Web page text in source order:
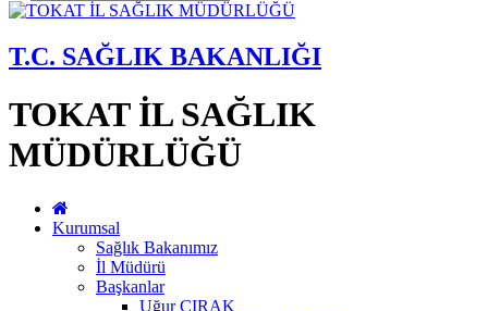
T.C. SAĞLIK BAKANLIĞI
TOKAT İL SAĞLIK
MÜDÜRLÜĞÜ
Kurumsal
Sağlık Bakanımız
İl Müdürü
Başkanlar
Uğur ÇIRAK